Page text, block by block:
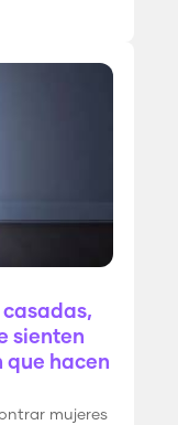
casadas,
sienten
que hacen
mujeres